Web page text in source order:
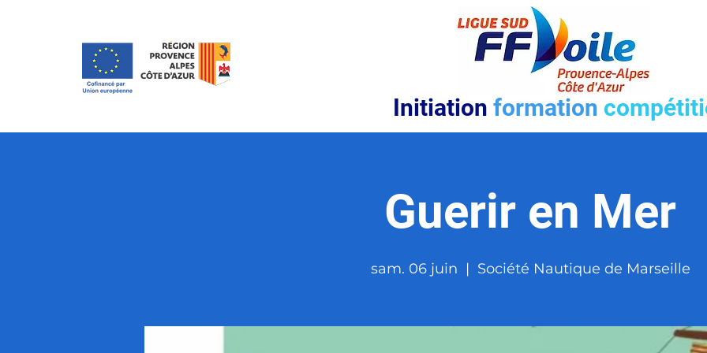
Initiationformation
Guerir en Mer
sam. 06 juin
  |
Société Nautique de Marseille